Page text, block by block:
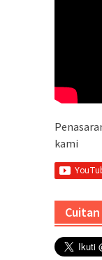
kami
Cuitan